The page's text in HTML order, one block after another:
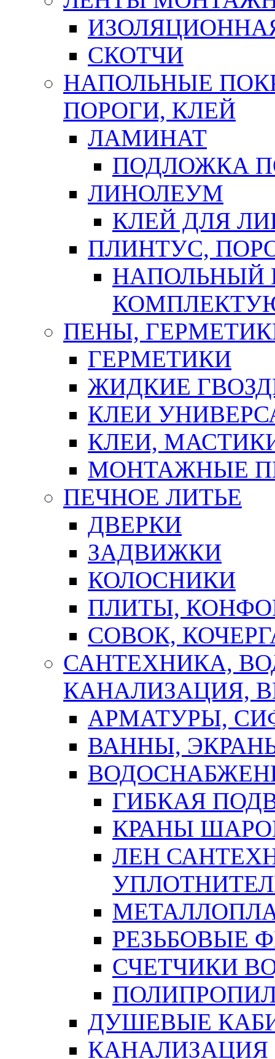
СКОТЧИ
НАПОЛЬНЫЕ
ПОРОГИ, КЛЕЙ
ЛАМИНАТ
ПОДЛОЖКА
ЛИНОЛЕУМ
КЛЕЙ ДЛЯ
ПЛИНТУС,
НАПОЛЬНЫЙ
ПЕНЫ,
ГЕРМЕТИКИ
ЖИДКИЕ
КЛЕИ
КЛЕИ,
МОНТАЖНЫЕ
ПЕЧНОЕ ЛИТЬЕ
ДВЕРКИ
ЗАДВИЖКИ
КОЛОСНИКИ
ПЛИТЫ,
СОВОК,
САНТЕХНИКА,
КАНАЛИЗАЦИЯ,
АРМАТУРЫ,
ВАННЫ,
ГИБКАЯ
КРАНЫ
ЛЕН
РЕЗЬБОВЫЕ
СЧЕТЧИКИ
ДУШЕВЫЕ
КАНАЛИЗАЦИЯ